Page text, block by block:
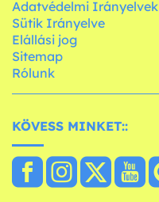
Adatvédelmi Irányelvek
Sütik Irányelve
Elállási jog
Sitemap
Rólunk
KÖVESS MINKET::